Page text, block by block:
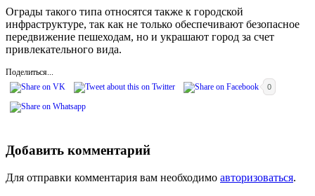
Ограды такого типа относятся также к городской
инфраструктуре, так как не только обеспечивают безопасное
передвижение пешеходам, но и украшают город за счет
привлекательного вида.
Поделиться...
0
Добавить комментарий
Для отправки комментария вам необходимо авторизоваться.